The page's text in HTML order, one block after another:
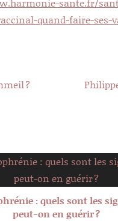
quand-faire-ses-
?
: quels sont les
peut-on en guérir ?